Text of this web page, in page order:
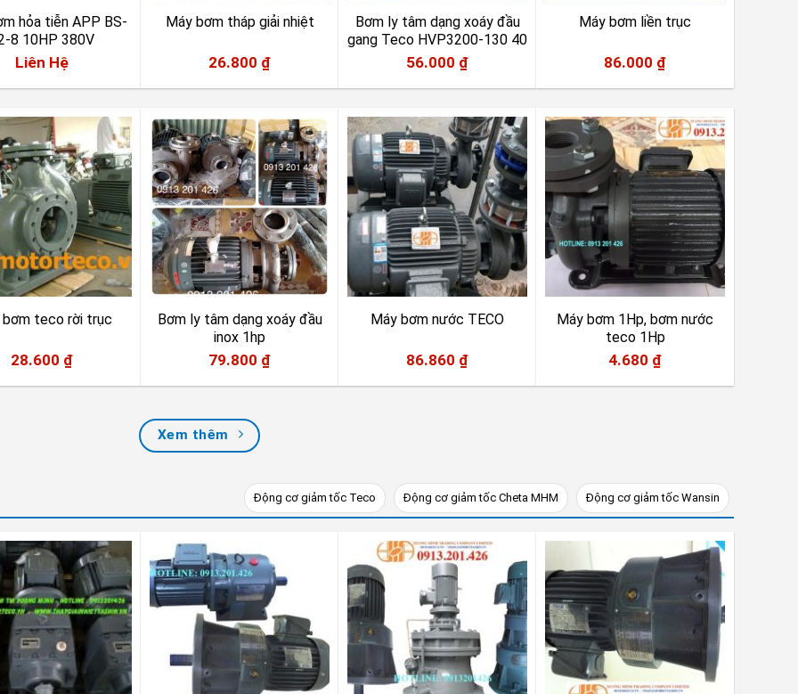
hỏa tiễn APP BS-
8 10HP 380V
Liên Hệ
Máy bơm tháp giải nhiệt
26.800 ₫
Bơm ly tâm dạng xoáy đầu
gang Teco HVP3200-130 40
56.000 ₫
Máy bơm liền trục
86.000 ₫
bơm teco rời trục
28.600 ₫
Bơm ly tâm dạng xoáy đầu
inox 1hp
79.800 ₫
Máy bơm nước TECO
86.860 ₫
Máy bơm 1Hp, bơm nước
teco 1Hp
4.680 ₫
Xem thêm
Động cơ giảm tốc Teco Động cơ giảm tốc Cheta MHM Động cơ giảm tốc Wansin